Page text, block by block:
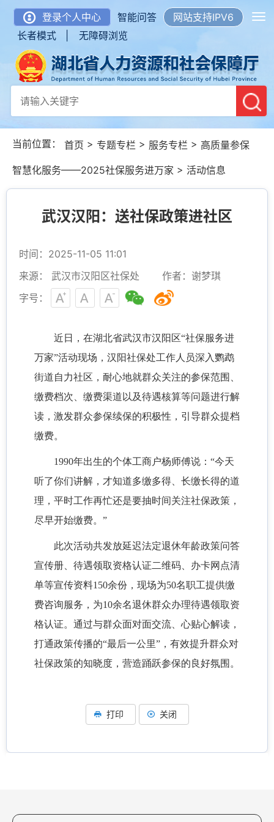
登录个人中心 智能问答
网站支持IPV6
长者模式 |
无障碍浏览
当前位置： 首页 > 专题专栏 > 服务专栏 > 高质量参保
智慧化服务——2025社保服务进万家 > 活动信息
武汉汉阳：送社保政策进社区
时间：2025-11-05 11:01
来源： 武汉市汉阳区社保处
作者：谢梦琪
字号：
近日，在湖北省武汉市汉阳区“社保服务进
万家”活动现场，汉阳社保处工作人员深入鹦鹉
街道自力社区，耐心地就群众关注的参保范围、
缴费档次、缴费渠道以及待遇核算等问题进行解
读，激发群众参保续保的积极性，引导群众提档
缴费。
1990年出生的个体工商户杨师傅说：“今天
听了你们讲解，才知道多缴多得、长缴长得的道
理，平时工作再忙还是要抽时间关注社保政策，
尽早开始缴费。”
此次活动共发放延迟法定退休年龄政策问答
宣传册、待遇领取资格认证二维码、办卡网点清
单等宣传资料150余份，现场为50名职工提供缴
费咨询服务，为10余名退休群众办理待遇领取资
格认证。通过与群众面对面交流、心贴心解读，
打通政策传播的“最后一公里”，有效提升群众对
社保政策的知晓度，营造踊跃参保的良好氛围。
打印 关闭